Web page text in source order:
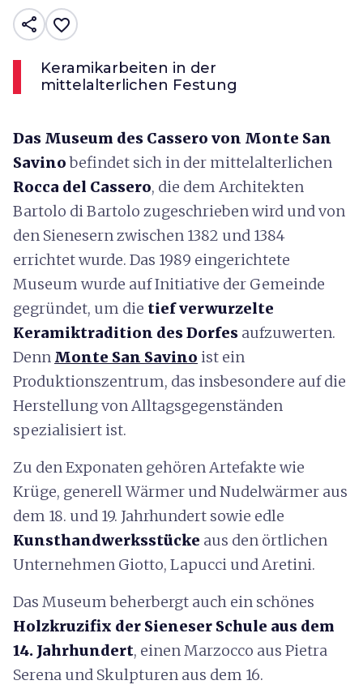
share favorite_border
Keramikarbeiten in der
mittelalterlichen Festung
Das Museum des Cassero von Monte San
Savinobefindet sich in der mittelalterlichen
Rocca del Cassero, die dem Architekten
Bartolo di Bartolo zugeschrieben wird und von
den Sienesern zwischen 1382 und 1384
errichtet wurde. Das 1989 eingerichtete
Museum wurde auf Initiative der Gemeinde
gegründet, um die tief verwurzelte
Keramiktradition des Dorfes aufzuwerten.
Denn Monte San Savino ist ein
Produktionszentrum, das insbesondere auf die
Herstellung von Alltagsgegenständen
spezialisiert ist.
Zu den Exponaten gehören Artefakte wie
Krüge, generell Wärmer und Nudelwärmer aus
dem 18. und 19. Jahrhundert sowie edle
Kunsthandwerksstücke aus den örtlichen
Unternehmen Giotto, Lapucci und Aretini.
Das Museum beherbergt auch ein schönes
Holzkruzifix der Sieneser Schule aus dem
14. Jahrhundert, einen Marzocco aus Pietra
Serena und Skulpturen aus dem 16.